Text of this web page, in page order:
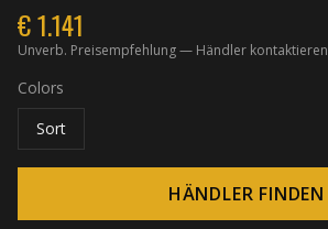
€1.141
Unverb. Preisempfehlung — Händler kontaktieren
Colors
Sort
HÄNDLER FINDEN